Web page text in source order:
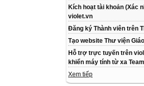
Kích hoạt tài khoản (Xác
violet.vn
Đăng ký Thành viên trên
Tạo website Thư viện
Hỗ trợ trực tuyến trên
khiển máy tính từ xa
Xem tiếp